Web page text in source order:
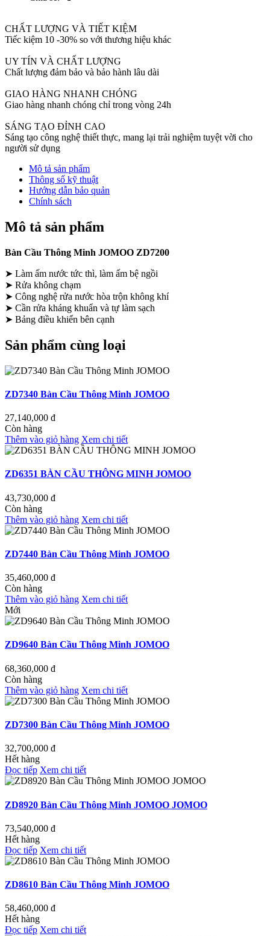
lượng
CHẤT LƯỢNG VÀ TIẾT KIỆM
Tiếc kiệm 10 -30% so với thương hiệu khác
UY TÍN VÀ CHẤT LƯỢNG
Chất lượng đảm bảo và bảo hành lâu dài
GIAO HÀNG NHANH CHÓNG
Giao hàng nhanh chóng chỉ trong vòng 24h
SÁNG TẠO ĐỈNH CAO
Sáng tạo công nghệ thiết thực, mang lại trải nghiệm tuyệt vời cho
người sử dụng
Mô tả sản phẩm
Thông số kỹ thuật
Hướng dẫn bảo quản
Chính sách
Mô tả sản phẩm
Bàn Cầu Thông Minh JOMOO ZD7200
➤ Làm ấm nước tức thì, làm ấm bệ ngồi
➤ Rửa không chạm
➤ Công nghệ rửa nước hòa trộn không khí
➤ Cần rửa kháng khuẩn và tự làm sạch
➤ Bảng điều khiển bên cạnh
Sản phẩm cùng loại
ZD7340 Bàn Cầu Thông Minh JOMOO
27,140,000 đ
Còn hàng
Thêm vào giỏ hàng Xem chi tiết
ZD6351 BÀN CẦU THÔNG MINH JOMOO
43,730,000 đ
Còn hàng
Thêm vào giỏ hàng Xem chi tiết
ZD7440 Bàn Cầu Thông Minh JOMOO
35,460,000 đ
Còn hàng
Thêm vào giỏ hàng Xem chi tiết
Mới
ZD9640 Bàn Cầu Thông Minh JOMOO
68,360,000 đ
Còn hàng
Thêm vào giỏ hàng Xem chi tiết
ZD7300 Bàn Cầu Thông Minh JOMOO
32,700,000 đ
Hết hàng
Đọc tiếp Xem chi tiết
ZD8920 Bàn Cầu Thông Minh JOMOO JOMOO
73,540,000 đ
Hết hàng
Đọc tiếp Xem chi tiết
ZD8610 Bàn Cầu Thông Minh JOMOO
58,460,000 đ
Hết hàng
Đọc tiếp Xem chi tiết